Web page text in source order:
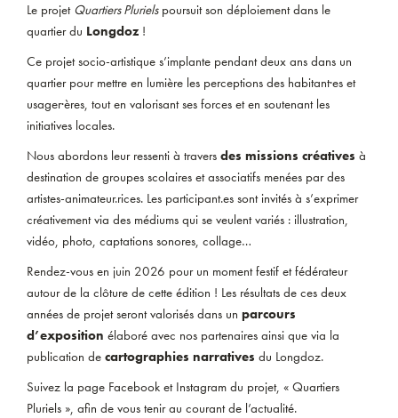
Le projet Quartiers Plurielspoursuit son déploiement dans le
quartier du Longdoz !
Ce projet socio-artistique s’implante pendant deux ans dans un
quartier pour mettre en lumière les perceptions des habitant·es et
usager·ères, tout en valorisant ses forces et en soutenant les
initiatives locales.
Nous abordons leur ressenti à travers des missions créatives à
destination de groupes scolaires et associatifs menées par des
artistes-animateur.rices. Les participant.es sont invités à s’exprimer
créativement via des médiums qui se veulent variés : illustration,
vidéo, photo, captations sonores, collage…
Rendez-vous en juin 2026 pour un moment festif et fédérateur
autour de la clôture de cette édition ! Les résultats de ces deux
années de projet seront valorisés dans un parcours
d’exposition élaboré avec nos partenaires ainsi que via la
publication de cartographies narratives du Longdoz.
Suivez la page Facebook et Instagram du projet, « Quartiers
Pluriels », afin de vous tenir au courant de l’actualité.